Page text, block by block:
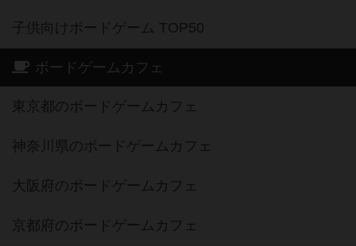
子供向けボードゲーム TOP50
ボードゲームカフェ
東京都のボードゲームカフェ
神奈川県のボードゲームカフェ
大阪府のボードゲームカフェ
京都府のボードゲームカフェ